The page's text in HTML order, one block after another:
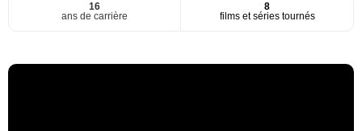
16
ans de carrière
8
films et séries tournés